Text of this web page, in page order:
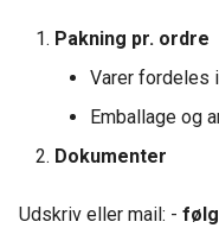
Pakning pr. ordre
Varer fordeles
Emballage og
Dokumenter
Udskriv eller mail: -